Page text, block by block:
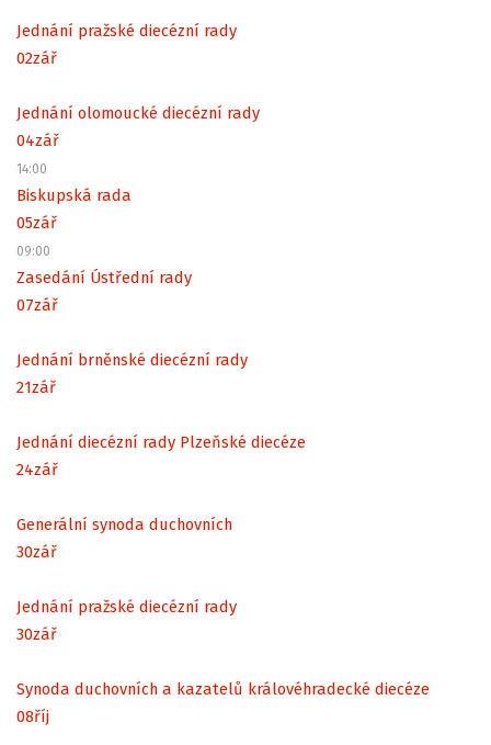
Jednání pražské diecézní rady
02zář
Jednání olomoucké diecézní rady
04zář
14:00
Biskupská rada
05zář
09:00
Zasedání Ústřední rady
07zář
Jednání brněnské diecézní rady
21zář
Jednání diecézní rady Plzeňské diecéze
24zář
Generální synoda duchovních
30zář
Jednání pražské diecézní rady
30zář
Synoda duchovních a kazatelů královéhradecké diecéze
08říj